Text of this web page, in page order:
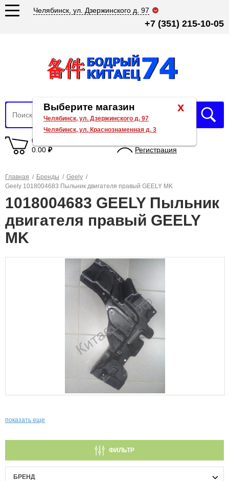
Челябинск, ул. Дзержинского д. 97
+7 (351) 215-10-05
0 товаров
0.00 ₽
Регистрация
Главная / Бренды / Geely /
Geely 1018004683 Пыльник двигателя правый GEELY MK
1018004683 GEELY Пыльник
двигателя правый GEELY
MK
показать еще
ФИЛЬТР
БРЕНД
x
Выберите магазин
Челябинск, ул. Дзержинского д. 97
Челябинск, ул. Краснознаменная д. 3